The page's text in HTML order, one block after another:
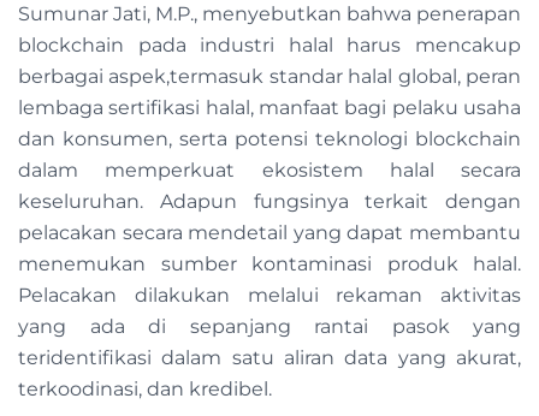
Sumunar Jati, M.P., menyebutkan bahwa penerapan
blockchain pada industri halal harus mencakup
berbagai aspek,termasuk standar halal global, peran
lembaga sertifikasi halal, manfaat bagi pelaku usaha
dan konsumen, serta potensi teknologi blockchain
dalam memperkuat ekosistem halal secara
keseluruhan. Adapun fungsinya terkait dengan
pelacakan secara mendetail yang dapat membantu
menemukan sumber kontaminasi produk halal.
Pelacakan dilakukan melalui rekaman aktivitas
yang ada di sepanjang rantai pasok yang
teridentifikasi dalam satu aliran data yang akurat,
terkoodinasi, dan kredibel.